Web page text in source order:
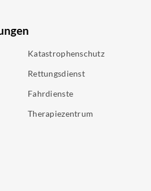
Katastrophenschutz
Rettungsdienst
Fahrdienste
Therapiezentrum